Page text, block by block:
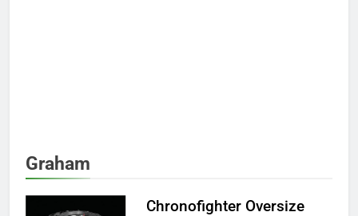
Graham
Chronofighter Oversize